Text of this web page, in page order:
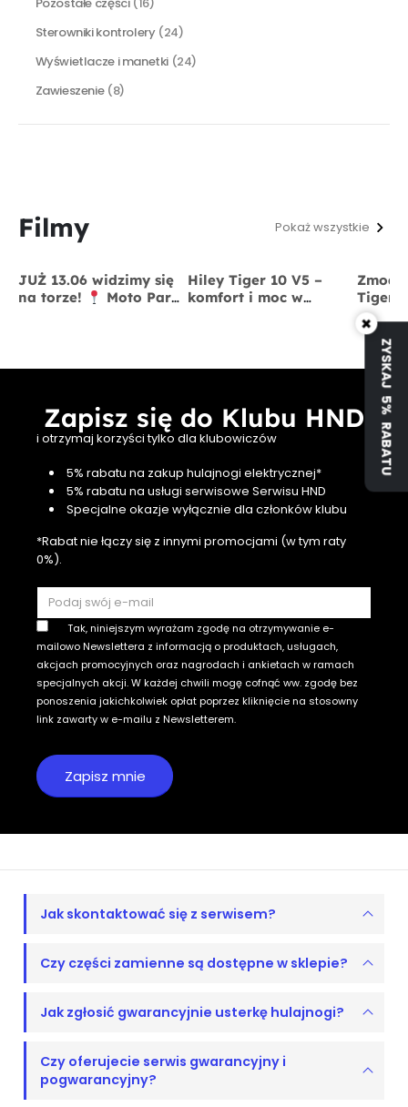
Sterowniki kontrolery (24)
Wyświetlacze i manetki (24)
Zawieszenie (8)
Filmy Pokaż wszystkie
JUŻ 13.06 widzimy się
na torze!
Moto Park
Hiley Tiger 10 V5 –
komfort i moc w
Tiger
x
Zapisz się do Klubu HND
i otrzymaj korzyści tylko dla klubowiczów
5% rabatu na zakup hulajnogi elektrycznej*
5% rabatu na usługi serwisowe Serwisu HND
Specjalne okazje wyłącznie dla członków klubu
*Rabat nie łączy się z innymi promocjami (w tym raty
0%).
Tak, niniejszym wyrażam zgodę na otrzymywanie e-
mailowo Newslettera z informacją o produktach, usługach,
akcjach promocyjnych oraz nagrodach i ankietach w ramach
specjalnych akcji. W każdej chwili mogę cofnąć ww. zgodę bez
ponoszenia jakichkolwiek opłat poprzez kliknięcie na stosowny
link zawarty w e-mailu z Newsletterem.
Jak skontaktować się z serwisem?
Czy części zamienne są dostępne w sklepie?
Jak zgłosić gwarancyjnie usterkę hulajnogi?
Czy oferujecie serwis gwarancyjny i
pogwarancyjny?
×
ZYSKAJ 5% RABATU